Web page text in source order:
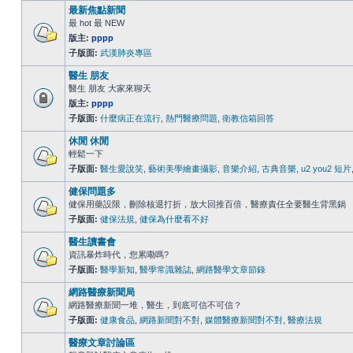
最新焦點新聞
最 hot 最 NEW
版主: pppp
子版面: 武漢肺炎專區
醫生 朋友
醫生 朋友 大家來聊天
版主: pppp
子版面: 什麼病正在流行 熱門醫療問題 衛教信箱回答
休閒 休閒
輕鬆一下
子版面: 醫生愛說笑 藝術美學繪畫攝影 音樂介紹 古典音樂 u2 you2 短片
健保問題多
健保用藥設限，刪除核退打折，放大回推百倍，醫療責任全要醫生背黑鍋
子版面: 健保法規 健保為什麼看不好
醫生讀書會
資訊暴炸時代，您累嘞嗎?
子版面: 醫學新知 醫學常識雜誌 網路醫學文章節錄
網路醫療新聞局
網路醫療新聞一堆，醫生，到底可信不可信？
子版面: 健康食品 網路新聞對不對 媒體醫療新聞對不對 醫療法規
醫療文章討論區